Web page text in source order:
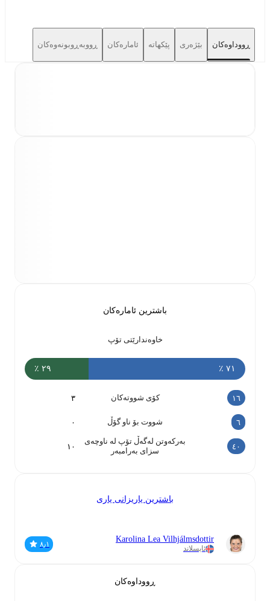
ڕووداوەکان بێژەری پێکهاتە ئامارەکان ڕووبەڕوبونەوەکان
باشترین ئامارەکان
خاوەندارێتی تۆپ
٧١ ٪
کۆی شووتەکان
شووت بۆ ناو گۆڵ
بەرکەوتن لەگەڵ تۆپ لە ناوچەی
سزای بەرامبەر
١٠
باشترین یاریزانی یاری
Karolina Lea Vilhjálmsdottir
ئایسلاند
ڕووداوەکان